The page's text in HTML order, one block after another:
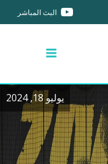
البث المباشر
يوليو 18, 2024